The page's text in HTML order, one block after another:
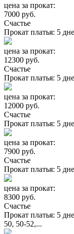
цена за прокат:
7000 руб.
Счастье
Прокат платья: 5
цена за прокат:
12300 руб.
Счастье
Прокат платья: 5
цена за прокат:
12000 руб.
Счастье
Прокат платья: 5
цена за прокат:
7900 руб.
Счастье
Прокат платья: 5
цена за прокат:
8300 руб.
Счастье
Прокат платья: 5
50, 50-52,...